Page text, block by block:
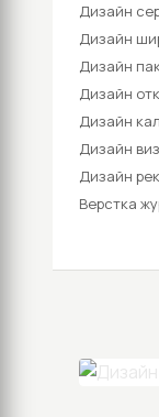
Дизайн
Дизайн
Дизайн
Дизайн
Дизайн
Дизайн
Дизайн
Верстка